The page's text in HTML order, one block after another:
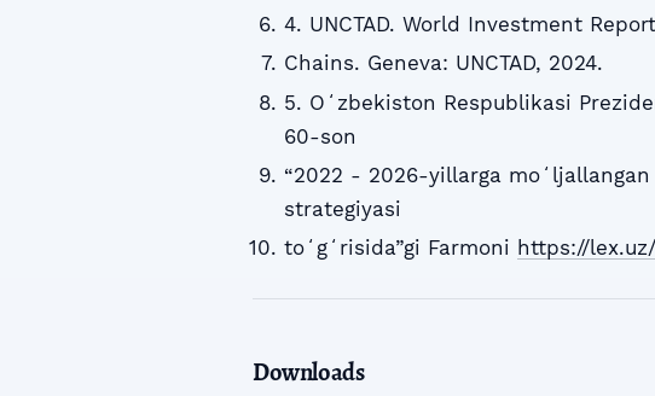
4. UNCTAD. World Investment
Chains. Geneva: UNCTAD, 2024.
5. Oʻzbekiston Respublikasi
60-son
“2022 - 2026-yillarga
strategiyasi
toʻgʻrisida”gi Farmoni https://
Downloads